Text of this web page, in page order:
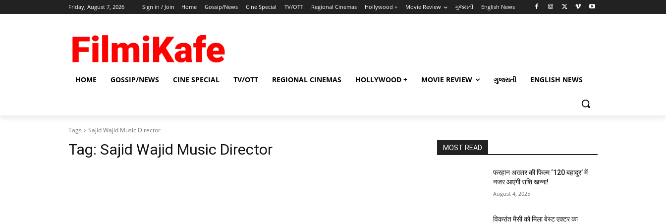
Friday, August 7, 2026 Sign in / Join Home Gossip/News Cine Special TV/OTT Regional Cinemas Hollywood + Movie Review ગુજરાતી English News
HOME GOSSIP/NEWS CINE SPECIAL TV/OTT REGIONAL CINEMAS HOLLYWOOD + MOVIE REVIEW ગુજરાતી ENGLISH NEWS
Tags Sajid Wajid Music Director
Tag: Sajid Wajid Music Director MOST READ
फरहान अख्तर की फिल्म ‘120 बहादुर’ में
नजर आएंगी राशि खन्ना!
August 4, 2025
विक्रांत मैसी को मिला बेस्ट एक्टर का